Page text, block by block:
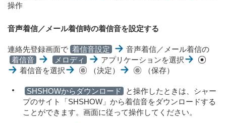
操作
音声着信／メール着信時の着信音を設定する
連絡先登録画面で 着信音設定
音声着信／メール着信の
着信音
メロディ
アプリケーションを選択
着信音を選択
（決定） （保存）
SHSHOWからダウンロード
と操作したときは、シャー
プのサイト「SHSHOW」から着信音をダウンロードする
ことができます。画面に従って操作してください。